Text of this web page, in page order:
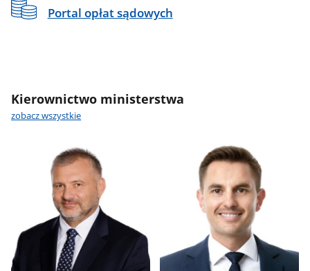
Portal opłat sądowych
Kierownictwo ministerstwa
zobacz wszystkie